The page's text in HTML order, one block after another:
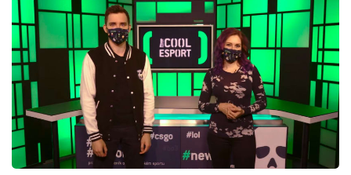
Filmy
Seriály
Hry
Cool Esport
Pořady